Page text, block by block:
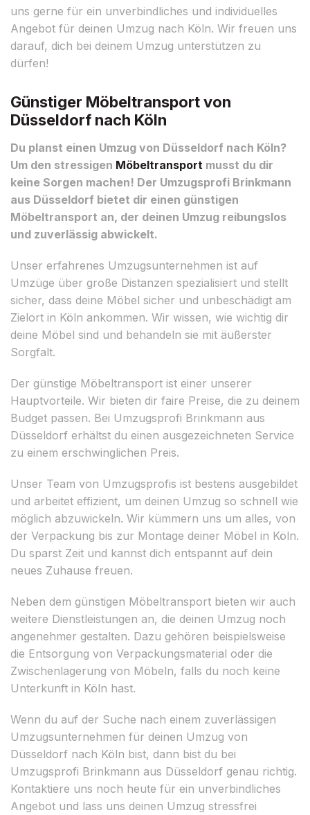
uns gerne für ein unverbindliches und individuelles
Angebot für deinen Umzug nach Köln. Wir freuen uns
darauf, dich bei deinem Umzug unterstützen zu
dürfen!
Günstiger Möbeltransport von
Düsseldorf nach Köln
Du planst einen Umzug von Düsseldorf nach Köln?
Um den stressigen Möbeltransport musst du dir
keine Sorgen machen! Der Umzugsprofi Brinkmann
aus Düsseldorf bietet dir einen günstigen
Möbeltransport an, der deinen Umzug reibungslos
und zuverlässig abwickelt.
Unser erfahrenes Umzugsunternehmen ist auf
Umzüge über große Distanzen spezialisiert und stellt
sicher, dass deine Möbel sicher und unbeschädigt am
Zielort in Köln ankommen. Wir wissen, wie wichtig dir
deine Möbel sind und behandeln sie mit äußerster
Sorgfalt.
Der günstige Möbeltransport ist einer unserer
Hauptvorteile. Wir bieten dir faire Preise, die zu deinem
Budget passen. Bei Umzugsprofi Brinkmann aus
Düsseldorf erhältst du einen ausgezeichneten Service
zu einem erschwinglichen Preis.
Unser Team von Umzugsprofis ist bestens ausgebildet
und arbeitet effizient, um deinen Umzug so schnell wie
möglich abzuwickeln. Wir kümmern uns um alles, von
der Verpackung bis zur Montage deiner Möbel in Köln.
Du sparst Zeit und kannst dich entspannt auf dein
neues Zuhause freuen.
Neben dem günstigen Möbeltransport bieten wir auch
weitere Dienstleistungen an, die deinen Umzug noch
angenehmer gestalten. Dazu gehören beispielsweise
die Entsorgung von Verpackungsmaterial oder die
Zwischenlagerung von Möbeln, falls du noch keine
Unterkunft in Köln hast.
Wenn du auf der Suche nach einem zuverlässigen
Umzugsunternehmen für deinen Umzug von
Düsseldorf nach Köln bist, dann bist du bei
Umzugsprofi Brinkmann aus Düsseldorf genau richtig.
Kontaktiere uns noch heute für ein unverbindliches
Angebot und lass uns deinen Umzug stressfrei